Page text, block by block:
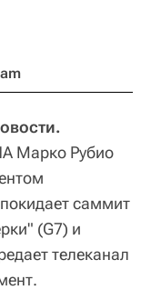
Марко Рубио
саммит
(G7) и
телеканал